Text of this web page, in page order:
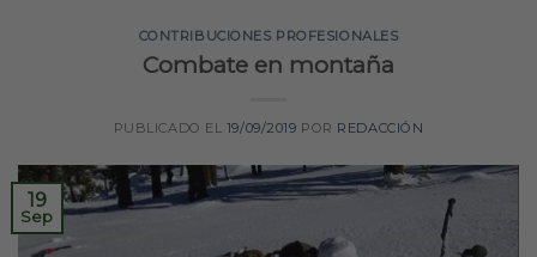
CONTRIBUCIONES PROFESIONALES
Combate en montaña
PUBLICADO EL 19/09/2019 POR REDACCIÓN
19
Sep